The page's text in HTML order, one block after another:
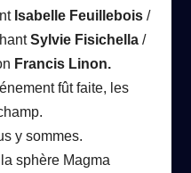
Isabelle Feuillebois /
Sylvie Fisichella /
Francis Linon.
fût faite, les
y sommes.
sphère Magma